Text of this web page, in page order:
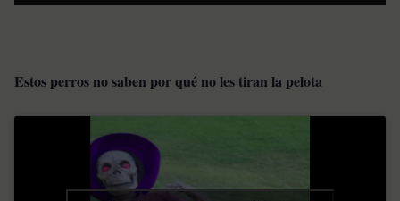
Estos perros no saben por qué no les tiran la pelota